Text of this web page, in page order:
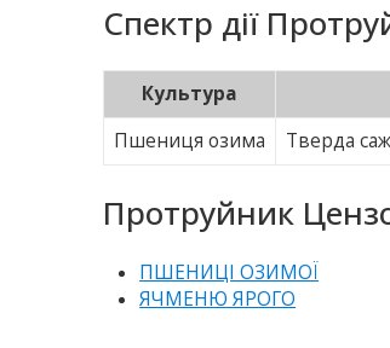
Спектр дії
Культура
Пшениця озима
Тверда
Протруйник
ПШЕНИЦІ ОЗИМОЇ
ЯЧМЕНЮ ЯРОГО